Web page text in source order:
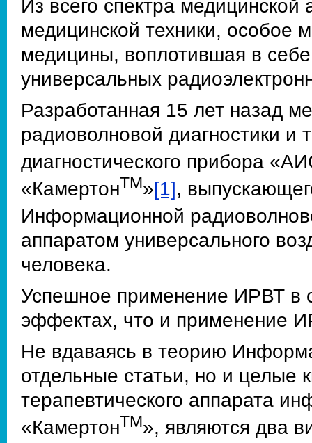
Из всего спектра
медицинской техники, особое
медицины, воплотившая в
универсальных
Разработанная 15 лет назад
радиоволновой диагностики
диагностического прибора
«КамертонТМ»[1],
Информационной
аппаратом универсального
человека.
Успешное применение ИРВТ в
эффектах, что и применение
Не вдаваясь в теорию
отдельные статьи, но и целые
терапевтического аппарата
«КамертонТМ», являются два